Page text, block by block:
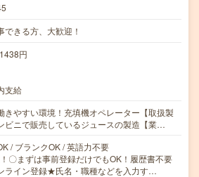
できる方、大歓迎！
円
支給
きやすい環境！充填機オペレーター【取扱製
ビニで販売しているジュースの製造【業…
/ ブランクOK / 英語力不要
〇まずは事前登録だけでもOK！履歴書不要
ライン登録★氏名・職種などを入力す…